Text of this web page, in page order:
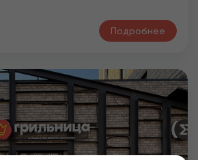
Подробнее